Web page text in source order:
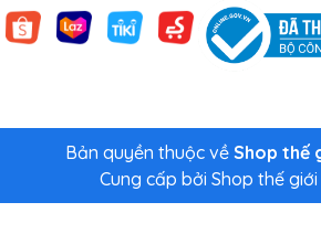
Hệ thống lọc hiệu
Bản quyền thuộc về Shop thế
Cung cấp bởi Shop thế